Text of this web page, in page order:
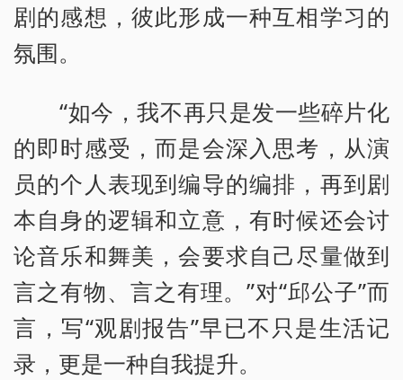
剧的感想，彼此形成一种互相学习的
氛围。
“如今，我不再只是发一些碎片化
的即时感受，而是会深入思考，从演
员的个人表现到编导的编排，再到剧
本自身的逻辑和立意，有时候还会讨
论音乐和舞美，会要求自己尽量做到
言之有物、言之有理。”对“邱公子”而
言，写“观剧报告”早已不只是生活记
录，更是一种自我提升。